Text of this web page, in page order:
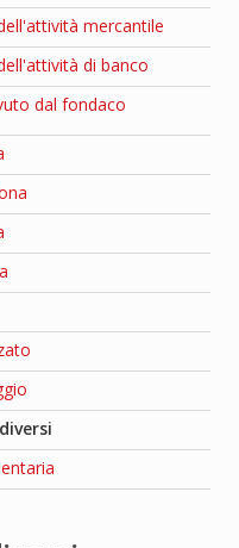
mercantile
di banco
dal fondaco